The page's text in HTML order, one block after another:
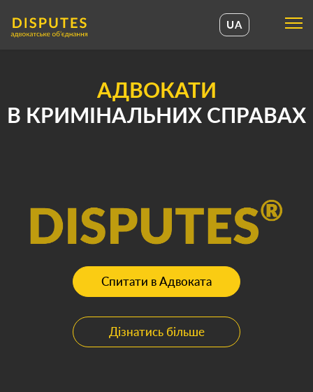
UA
АДВОКАТИ
В КРИМІНАЛЬНИХ СПРАВАХ
Спитати в Адвоката
Дізнатись більше